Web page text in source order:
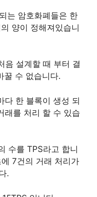
는 암호화폐들은 한
양이 정해져있습니
음 설계할 때 부터 결
꿀 수 없습니다.
다 한 블록이 생성 되
래를 처리 할 수 있습
수를 TPS라고 합니
7건의 거래 처리가
.